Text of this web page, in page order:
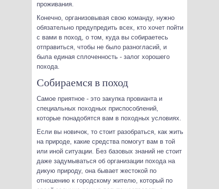
проживания.
Конечно, организовывая свою команду, нужно
обязательно предупредить всех, кто хочет пойти
с вами в поход, о том, куда вы собираетесь
отправиться, чтобы не было разногласий, и
была единая сплоченность - залог хорошего
похода.
Собираемся в поход
Самое приятное - это закупка провианта и
специальных походных приспособлений,
которые понадобятся вам в походных условиях.
Если вы новичок, то стоит разобраться, как жить
на природе, какие средства помогут вам в той
или иной ситуации. Без базовых знаний не стоит
даже задумываться об организации похода на
дикую природу, она бывает жестокой по
отношению к городскому жителю, который по